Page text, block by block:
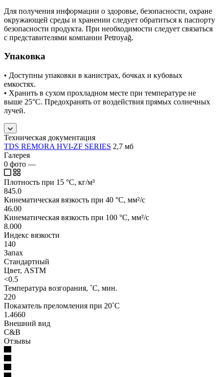
Для получения информации о здоровье, безопасности, охране
окружающей среды и хранении следует обратиться к паспорту
безопасности продукта. При необходимости следует связаться
с представителями компании Petroyağ.
Упаковка
• Доступны упаковки в канистрах, бочках и кубовых
емкостях.
• Хранить в сухом прохладном месте при температуре не
выше 25°C. Предохранять от воздействия прямых солнечных
лучей.
Техническая документация
TDS REMORA HVI-ZF SERIES 2,7 мб
Галерея
0 фото —
Плотность при 15 °C, кг/м³
845.0
Кинематическая вязкость при 40 °C, мм²/с
46.00
Кинематическая вязкость при 100 °C, мм²/с
8.000
Индекс вязкости
140
Запах
Стандартный
Цвет, ASTM
<0.5
Температура возгорания, ˚C, мин.
220
Показатель преломления при 20˚C
1.4660
Внешний вид
C&B
Отзывы